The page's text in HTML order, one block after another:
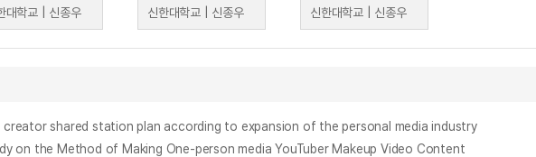
대학교 | 신종우
신한대학교 | 신종우
신한대학교 | 신종우
The creator shared station plan according to expansion of the personal media industry
Study on the Method of Making One-person media YouTuber Makeup Video Content